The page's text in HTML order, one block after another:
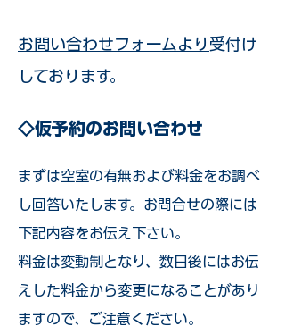
お問い合わせフォームより 受付け
しております。
◇仮予約のお問い合わせ
まずは空室の有無および料金をお調べ
し回答いたします。お問合せの際には
下記内容をお伝え下さい。
料金は変動制となり、数日後にはお伝
えした料金から変更になることがあり
ますので、ご注意ください。